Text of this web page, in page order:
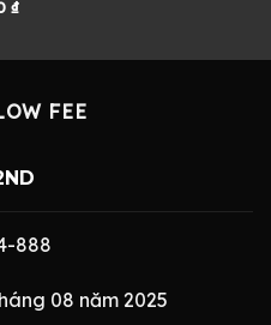
₫Giá
FEE
888
08 năm 2025